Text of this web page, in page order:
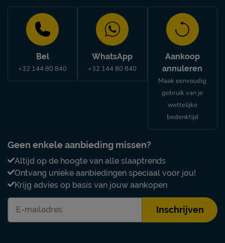
Bel
+32 144 80 840
WhatsApp
+32 144 80 840
Aankoop
annuleren
Maak eenvoudig
gebruik van je
wettelijke
bedenktijd
Geen enkele aanbieding missen?
Altijd op de hoogte van alle slaaptrends
Ontvang unieke aanbiedingen speciaal voor jou!
Krijg advies op basis van jouw aankopen
Inschrijven